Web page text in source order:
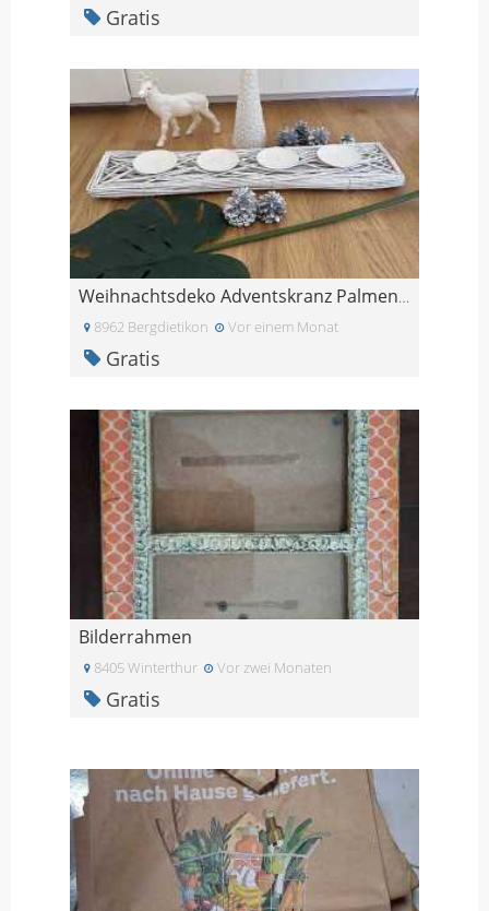
Gratis
Weihnachtsdeko Adventskranz Palmenblatt
8962 Bergdietikon Vor einem Monat
Gratis
Bilderrahmen
8405 Winterthur Vor zwei Monaten
Gratis